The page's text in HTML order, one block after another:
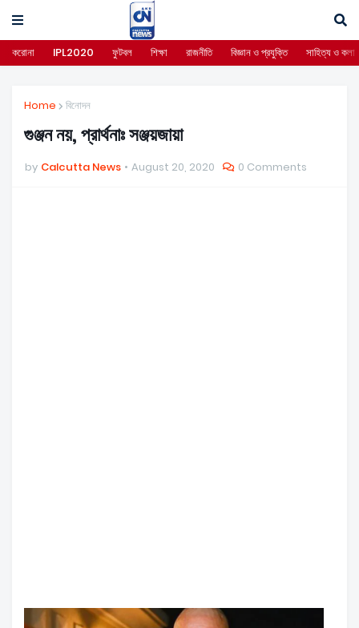
করোনা IPL2020 ফুটবল শিক্ষা রাজনীতি বিজ্ঞান ও প্রযুক্তি সাহিত্য ও কলা
Home বিনোদন
গুঞ্জন নয়, প্রার্থনাঃ সঞ্জয়জায়া
by Calcutta News August 20, 2020 0 Comments